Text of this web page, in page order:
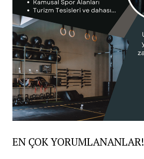
EN ÇOK YORUMLANANLAR!